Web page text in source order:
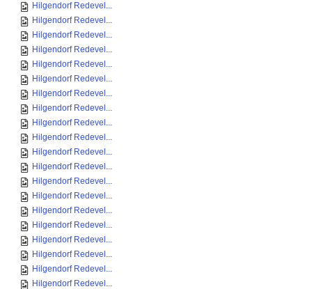
Hilgendorf Redevel...
Hilgendorf Redevel...
Hilgendorf Redevel...
Hilgendorf Redevel...
Hilgendorf Redevel...
Hilgendorf Redevel...
Hilgendorf Redevel...
Hilgendorf Redevel...
Hilgendorf Redevel...
Hilgendorf Redevel...
Hilgendorf Redevel...
Hilgendorf Redevel...
Hilgendorf Redevel...
Hilgendorf Redevel...
Hilgendorf Redevel...
Hilgendorf Redevel...
Hilgendorf Redevel...
Hilgendorf Redevel...
Hilgendorf Redevel...
Hilgendorf Redevel...